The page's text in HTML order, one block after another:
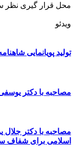
محل قرار گیری نظر
ویدئو
تولید پویانمایی
مصاحبه با دکتر
مصاحبه با دکتر
اسلامی برای شفاف